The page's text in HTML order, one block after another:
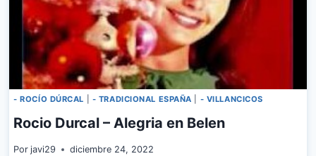
- ROCÍO DÚRCAL - TRADICIONAL ESPAÑA - VILLANCICOS
Rocio Durcal – Alegria en Belen
Por javi29 diciembre 24, 2022